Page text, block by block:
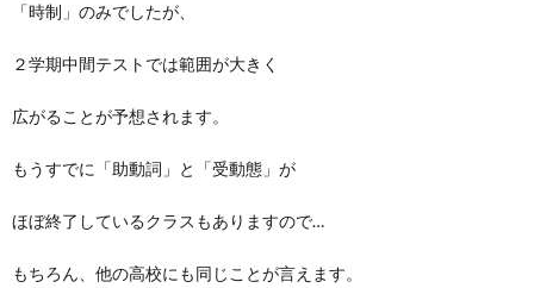
「時制」のみでしたが、
２学期中間テストでは範囲が大きく
広がることが予想されます。
もうすでに「助動詞」と「受動態」が
ほぼ終了しているクラスもありますので…
もちろん、他の高校にも同じことが言えます。